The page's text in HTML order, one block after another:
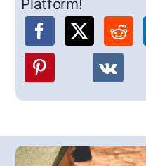
Platform!